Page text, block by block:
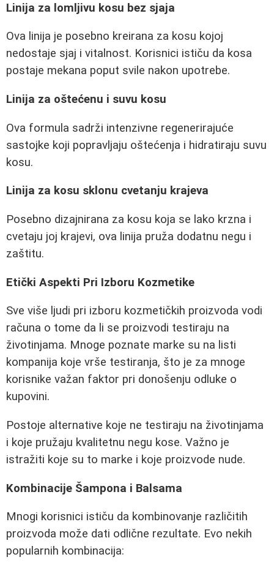
Linija za lomljivu kosu bez sjaja
Ova linija je posebno kreirana za kosu kojoj
nedostaje sjaj i vitalnost. Korisnici ističu da kosa
postaje mekana poput svile nakon upotrebe.
Linija za oštećenu i suvu kosu
Ova formula sadrži intenzivne regenerirajuće
sastojke koji popravljaju oštećenja i hidratiraju suvu
kosu.
Linija za kosu sklonu cvetanju krajeva
Posebno dizajnirana za kosu koja se lako krzna i
cvetaju joj krajevi, ova linija pruža dodatnu negu i
zaštitu.
Etički Aspekti Pri Izboru Kozmetike
Sve više ljudi pri izboru kozmetičkih proizvoda vodi
računa o tome da li se proizvodi testiraju na
životinjama. Mnoge poznate marke su na listi
kompanija koje vrše testiranja, što je za mnoge
korisnike važan faktor pri donošenju odluke o
kupovini.
Postoje alternative koje ne testiraju na životinjama
i koje pružaju kvalitetnu negu kose. Važno je
istražiti koje su to marke i koje proizvode nude.
Kombinacije Šampona i Balsama
Mnogi korisnici ističu da kombinovanje različitih
proizvoda može dati odlične rezultate. Evo nekih
popularnih kombinacija: